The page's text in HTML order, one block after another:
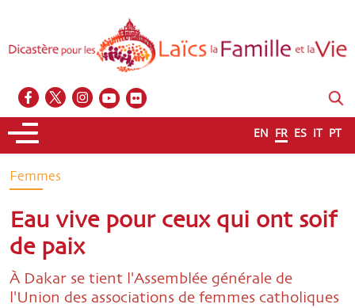
EN FR ES IT PT
Femmes
Eau vive pour ceux qui ont soif
de paix
À Dakar se tient l'Assemblée générale de
l'Union des associations de femmes catholiques